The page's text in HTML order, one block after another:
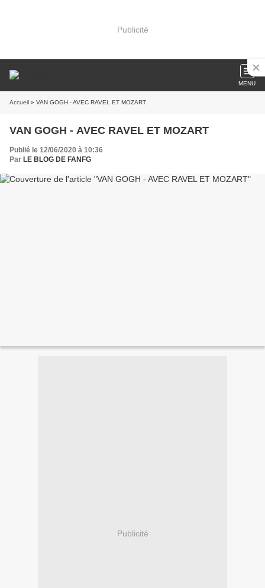
Publicité
MENU
Accueil » VAN GOGH - AVEC RAVEL ET MOZART
VAN GOGH - AVEC RAVEL ET MOZART
Publié le 12/06/2020 à 10:36
Par LE BLOG DE FANFG
Publicité